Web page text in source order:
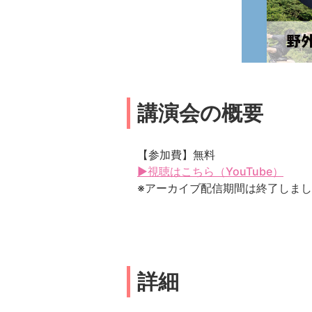
講演会の概要
【参加費】無料
▶視聴はこちら（YouTube）
※アーカイブ配信期間は終了しま
詳細